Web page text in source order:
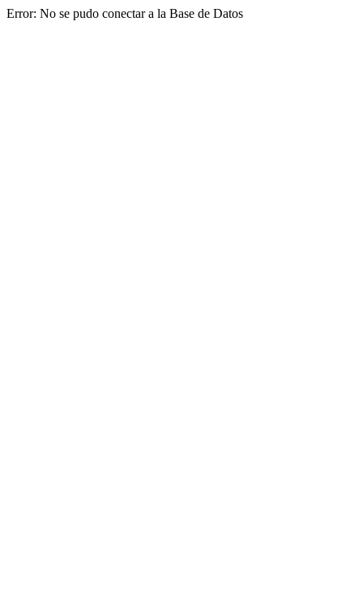
Error: No se pudo conectar a la Base de Datos